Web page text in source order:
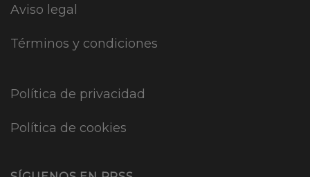
Aviso legal
Términos y condiciones
Política de privacidad
Política de cookies